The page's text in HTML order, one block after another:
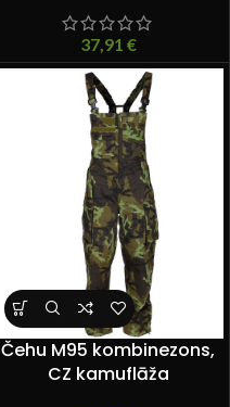
37,91 €
Čehu M95 kombinezons,
CZ kamuflāža